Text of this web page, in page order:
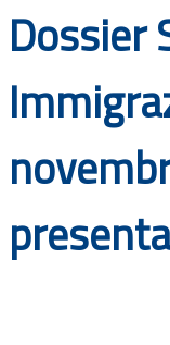
Bandi
Guide
Dossier